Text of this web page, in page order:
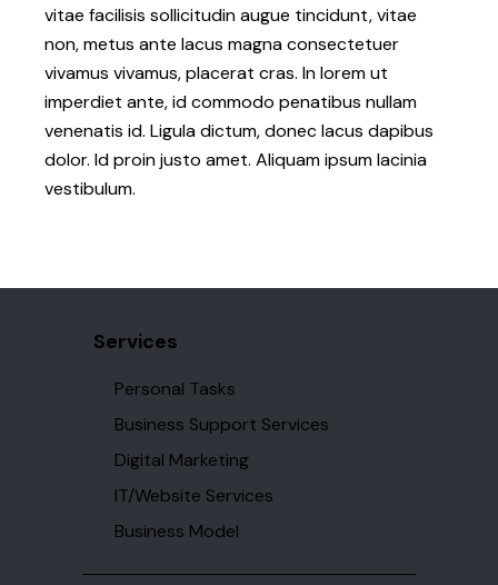
vitae facilisis sollicitudin augue tincidunt, vitae
non, metus ante lacus magna consectetuer
vivamus vivamus, placerat cras. In lorem ut
imperdiet ante, id commodo penatibus nullam
venenatis id. Ligula dictum, donec lacus dapibus
dolor. Id proin justo amet. Aliquam ipsum lacinia
vestibulum.
Services
Personal Tasks
Business Support Services
Digital Marketing
IT/Website Services
Business Model